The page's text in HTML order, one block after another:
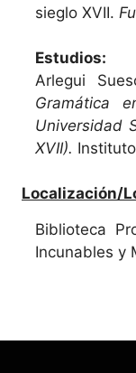
sieglo XVII.
Estudios:
Arlegui
Gramática
Universidad
XVII).
Localización/
Biblioteca
Incunables y